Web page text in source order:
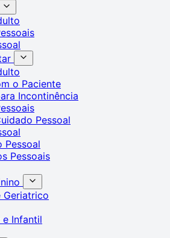
o Paciente
Incontinência
Pessoal
Pessoal
Pessoais
Geriatrico
e Infantil